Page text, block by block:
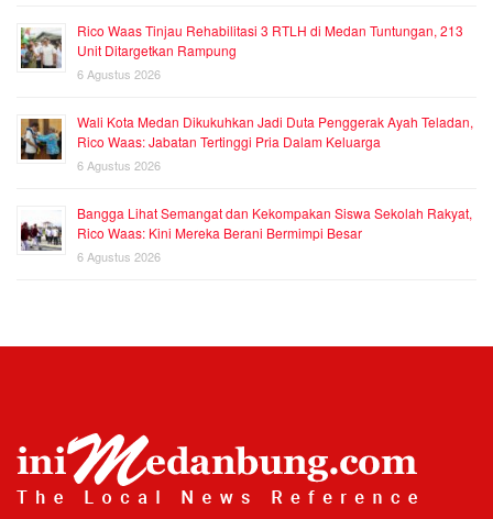
Rico Waas Tinjau Rehabilitasi 3 RTLH di Medan Tuntungan, 213
Unit Ditargetkan Rampung
6 Agustus 2026
Wali Kota Medan Dikukuhkan Jadi Duta Penggerak Ayah Teladan,
Rico Waas: Jabatan Tertinggi Pria Dalam Keluarga
6 Agustus 2026
Bangga Lihat Semangat dan Kekompakan Siswa Sekolah Rakyat,
Rico Waas: Kini Mereka Berani Bermimpi Besar
6 Agustus 2026